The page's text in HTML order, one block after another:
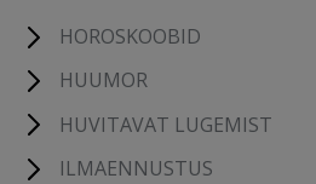
HOROSKOOBID
HUUMOR
HUVITAVAT LUGEMIST
ILMAENNUSTUS